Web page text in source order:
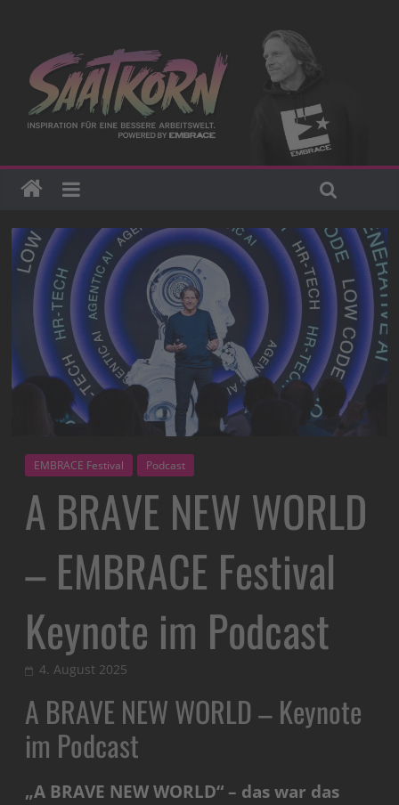
EMBRACE Festival Podcast
A BRAVE NEW WORLD
– EMBRACE Festival
Keynote im Podcast
4. August 2025
A BRAVE NEW WORLD – Keynote
im Podcast
„A BRAVE NEW WORLD“ – das war das